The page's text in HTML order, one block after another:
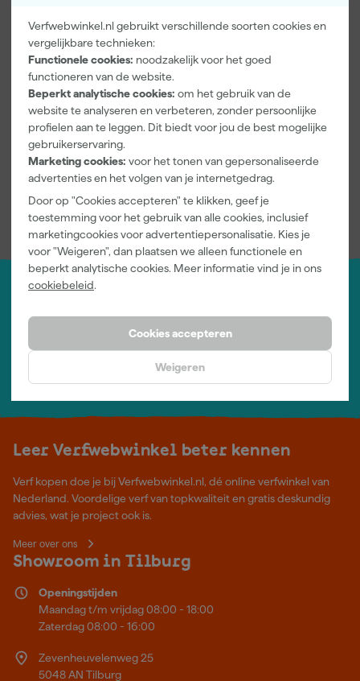
Verfwebwinkel.nl gebruikt verschillende soorten cookies en
vergelijkbare technieken:
Functionele cookies: noodzakelijk voor het goed
functioneren van de website.
Beperkt analytische cookies: om het gebruik van de
website te analyseren en verbeteren, zonder persoonlijke
profielen aan te leggen. Dit biedt voor jou de best mogelijke
gebruikerservaring.
Marketing cookies: voor het tonen van gepersonaliseerde
advertenties en het volgen van je internetgedrag.
Door op "Cookies accepteren" te klikken, geef je
toestemming voor het gebruik van alle cookies, inclusief
marketingcookies voor advertentiepersonalisatie. Kies je
voor "Weigeren", dan plaatsen we alleen functionele en
beperkt analytische cookies. Meer informatie vind je in ons
cookiebeleid.
Cookies accepteren
Weigeren
Buitenduurzaamheid 10 jaar of meer
Glansgraad
Bekijk alle kenmerken
Documenten
Kenmerkenblad
Inschrijven wekelijkse nieuwsbrief
Leer Verfwebwinkel beter kennen
Verf kopen doe je bij Verfwebwinkel.nl, dé online verfwinkel van
Nederland. Voordelige verf van topkwaliteit en gratis deskundig
advies, wat je project ook is.
Meer over ons
Showroom in Tilburg
Openingstijden
Maandag t/m vrijdag 08:00 - 18:00
Zaterdag 08:00 - 16:00
Zevenheuvelenweg 25
5048 AN Tilburg